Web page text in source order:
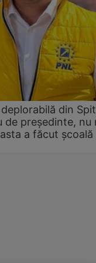
din
de președinte, nu
a făcut școală